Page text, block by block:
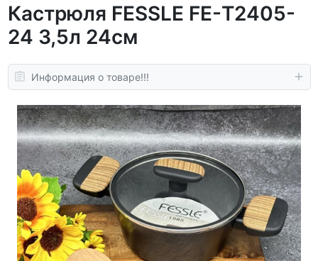
Кастрюля FESSLE FЕ-T2405-
24 3,5л 24см
Информация о товаре!!!